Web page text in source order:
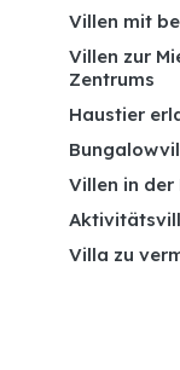
Villen mit
Villen zur
Zentrums
Haustier
Villen in der
Villa zu